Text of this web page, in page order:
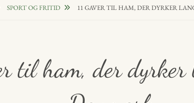
SPORT OG FRITID 11 GAVER TIL HAM, DER DYRKER
til ham, der